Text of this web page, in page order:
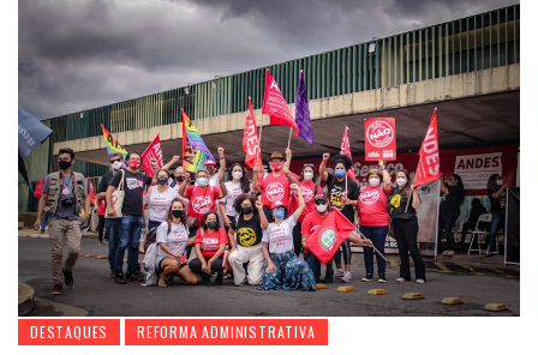
DESTAQUES REFORMA ADMINISTRATIVA